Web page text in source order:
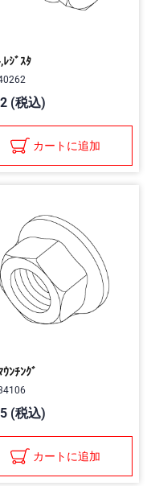
ﾚｼﾞｽﾀ
(税込)
カートに追加
ｳﾝﾁﾝｸﾞ
(税込)
カートに追加